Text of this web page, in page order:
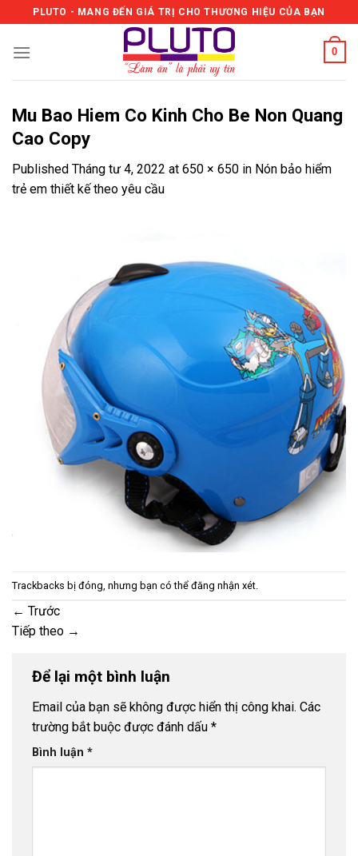
to
content
PLUTO - MANG ĐẾN GIÁ TRỊ CHO THƯƠNG HIỆU CỦA BẠN
0
Mu Bao Hiem Co Kinh Cho Be Non Quang
Cao Copy
Published Tháng tư 4, 2022 at 650 × 650 in Nón bảo hiểm
trẻ em thiết kế theo yêu cầu
Trackbacks bị đóng, nhưng bạn có thể đăng nhận xét
← Trước
Tiếp theo →
Để lại một bình luận
Email của bạn sẽ không được hiển thị công khai. Các
trường bắt buộc được đánh dấu *
Bình luận *